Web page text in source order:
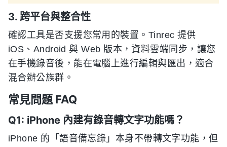
3. 跨平台與整合性
確認工具是否支援您常用的裝置。Tinrec 提供
iOS、Android 與 Web 版本，資料雲端同步，讓您
在手機錄音後，能在電腦上進行編輯與匯出，適合
混合辦公族群。
常見問題 FAQ
Q1: iPhone 內建有錄音轉文字功能嗎？
iPhone 的「語音備忘錄」本身不帶轉文字功能，但